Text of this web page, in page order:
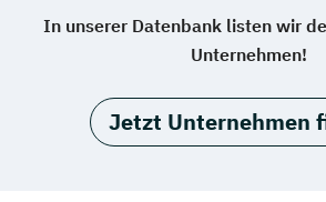
In unserer Datenbank listen wir
Unternehmen!
Jetzt Unternehmen